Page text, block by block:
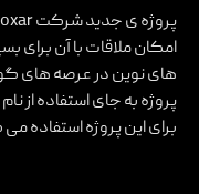
امکان ملاقات با آن برای
های نوین در عرصه های
پروژه به جای استفاده از
برای این پروژه استفاده